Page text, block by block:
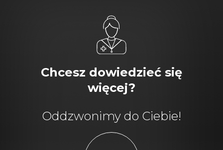
Chcesz dowiedzieć się
więcej?
Oddzwonimy do Ciebie!